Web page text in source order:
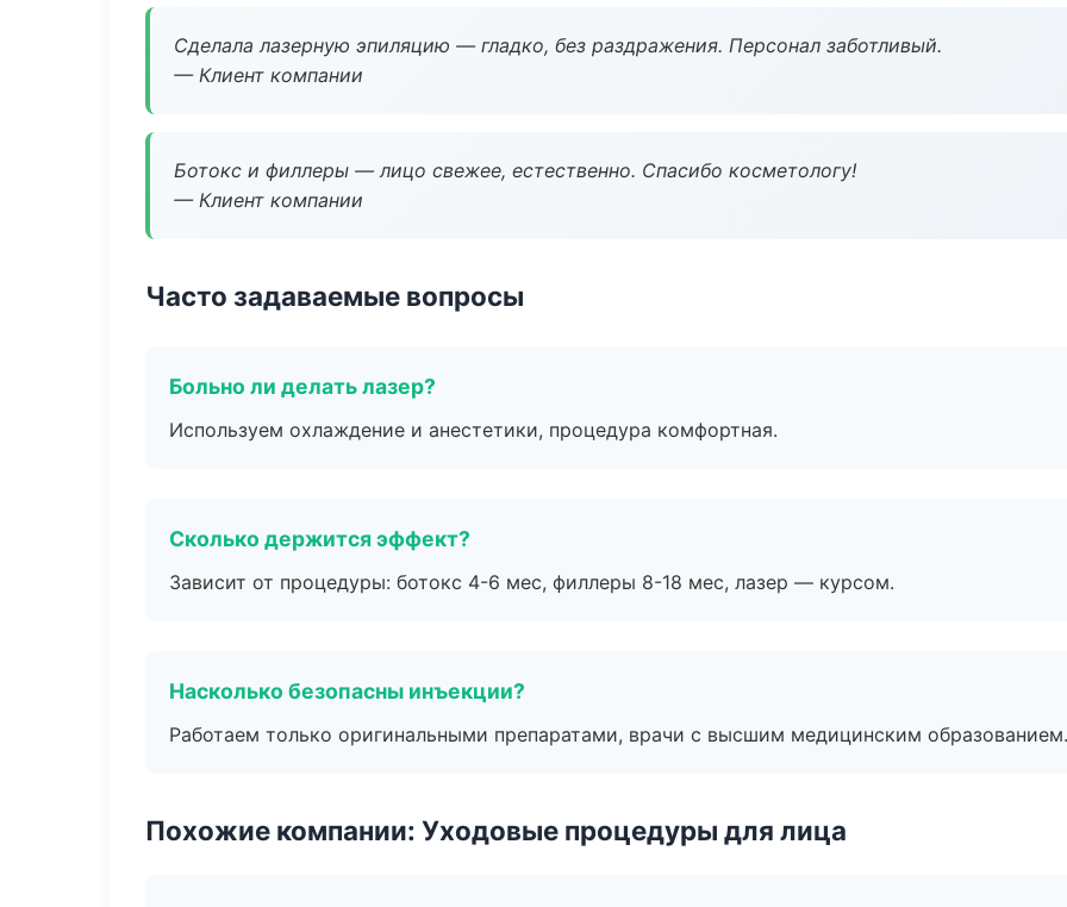
Сделала лазерную эпиляцию — гладко, без раздражения. Персонал заботливый.
— Клиент компании
Ботокс и филлеры — лицо свежее, естественно. Спасибо косметологу!
— Клиент компании
Часто задаваемые вопросы
Больно ли делать лазер?
Используем охлаждение и анестетики, процедура комфортная.
Сколько держится эффект?
Зависит от процедуры: ботокс 4-6 мес, филлеры 8-18 мес, лазер — курсом.
Насколько безопасны инъекции?
Работаем только оригинальными препаратами, врачи с высшим медицинским образованием.
Похожие компании: Уходовые процедуры для лица